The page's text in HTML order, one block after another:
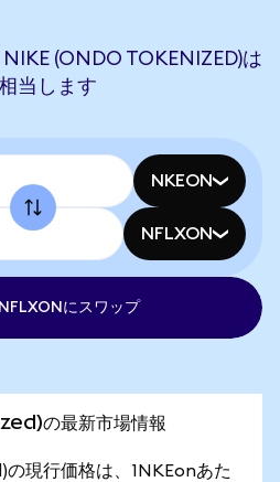
(ONDO TOKENIZED)は
当します
NKEON
NFLXON
にスワップ
の最新市場情報
現行価格は、1NKEonあた